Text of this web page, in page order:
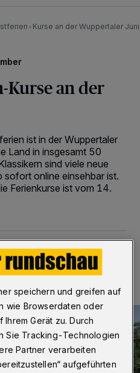
Kurse an der Wuppertaler
Kurse an der
ist in der Wuppertaler
Land in insgesamt 50
sind viele neue
sofort online einsehbar ist.
Ferienkurse ist vom 14.
Lesezeit
speichern und greifen auf
wie Browserdaten oder
Gerät zu. Durch
Sie Tracking-Technologien
Partner verarbeiten
aufgeführten